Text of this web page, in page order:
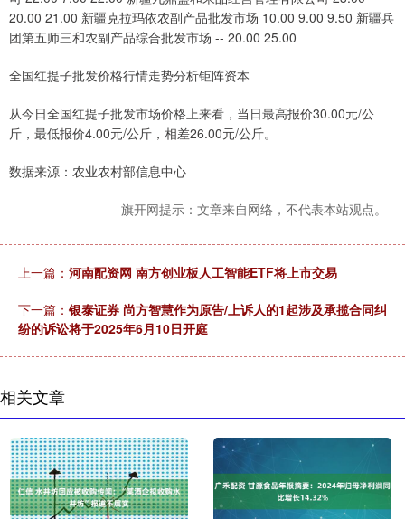
20.00 21.00 新疆克拉玛依农副产品批发市场 10.00 9.00 9.50 新疆兵
团第五师三和农副产品综合批发市场 -- 20.00 25.00
全国红提子批发价格行情走势分析钜阵资本
从今日全国红提子批发市场价格上来看，当日最高报价30.00元/公
斤，最低报价4.00元/公斤，相差26.00元/公斤。
数据来源：农业农村部信息中心
旗开网提示：文章来自网络，不代表本站观点。
上一篇： 河南配资网 南方创业板人工智能ETF将上市交易
下一篇： 银泰证券 尚方智慧作为原告/上诉人的1起涉及承揽合同纠
纷的诉讼将于2025年6月10日开庭
相关文章